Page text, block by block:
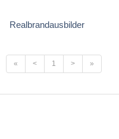
Realbrandausbilder
« < 1 > »